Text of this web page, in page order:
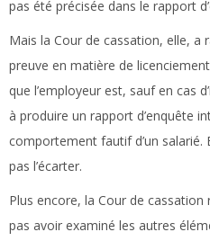
pas été précisée dans le rapport
Mais la Cour de cassation, elle, a
preuve en matière de
que l’employeur est, sauf en cas
à produire un rapport d’enquête
comportement fautif d’un salarié.
pas l’écarter.
Plus encore, la Cour de cassation
pas avoir examiné les autres